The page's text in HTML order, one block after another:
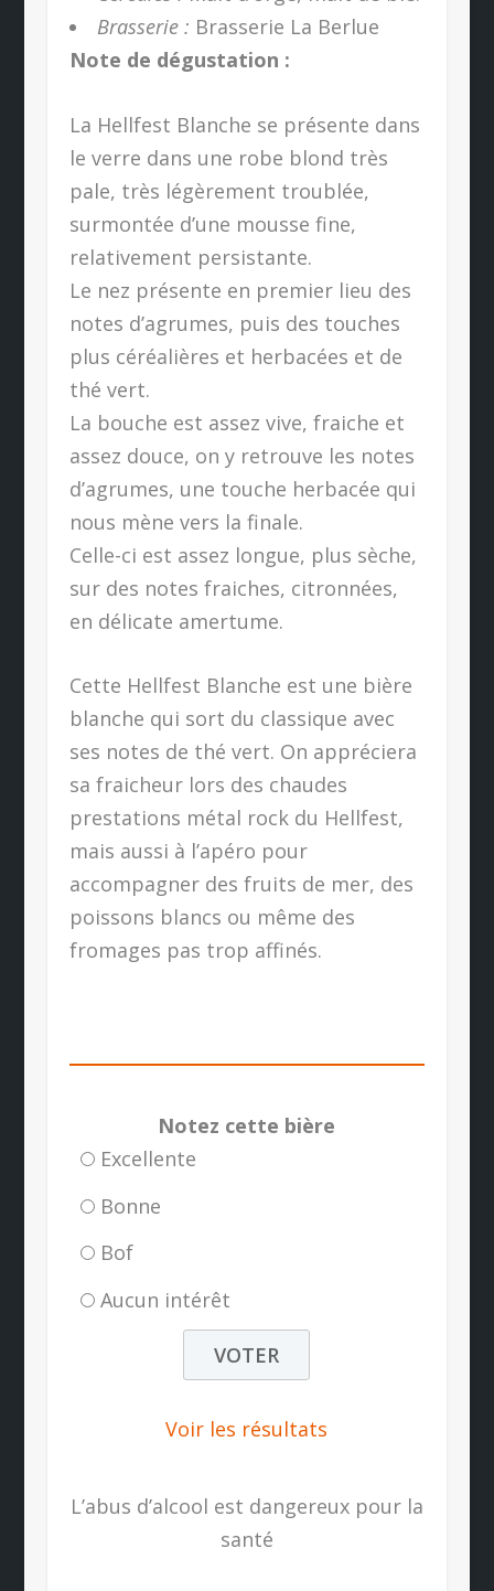
Brasserie : Brasserie La Berlue
Note de dégustation :
La Hellfest Blanche se présente dans
le verre dans une robe blond très
pale, très légèrement troublée,
surmontée d’une mousse fine,
relativement persistante.
Le nez présente en premier lieu des
notes d’agrumes, puis des touches
plus céréalières et herbacées et de
thé vert.
La bouche est assez vive, fraiche et
assez douce, on y retrouve les notes
d’agrumes, une touche herbacée qui
nous mène vers la finale.
Celle-ci est assez longue, plus sèche,
sur des notes fraiches, citronnées,
en délicate amertume.
Cette Hellfest Blanche est une bière
blanche qui sort du classique avec
ses notes de thé vert. On appréciera
sa fraicheur lors des chaudes
prestations métal rock du Hellfest,
mais aussi à l’apéro pour
accompagner des fruits de mer, des
poissons blancs ou même des
fromages pas trop affinés.
Notez cette bière
Excellente
Bonne
Bof
Aucun intérêt
Voir les résultats
L’abus d’alcool est dangereux pour la
santé